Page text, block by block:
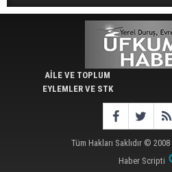
AİLE VE TOPLUM
EYLEMLER VE STK
Tüm Hakları Saklıdır © 2008
Haber Scripti